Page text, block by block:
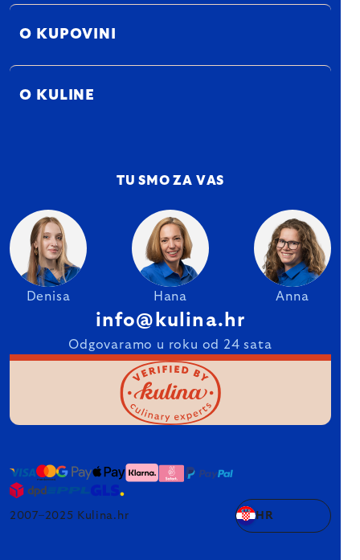
O KUPOVINI
O KULINE
TU SMO ZA VAS
Denisa Hana Anna
info@kulina.hr
Odgovaramo u roku od 24 sata
2007–2025 Kulina.hr HR